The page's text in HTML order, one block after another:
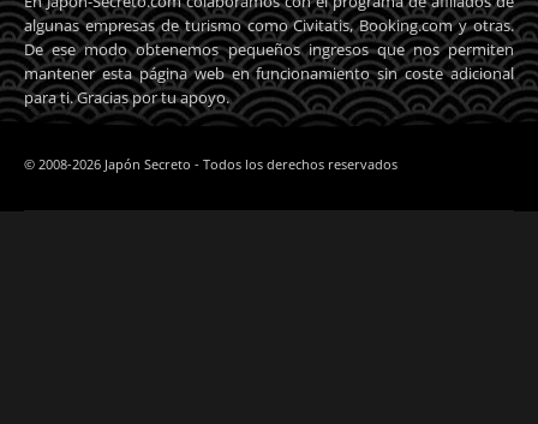
algunas empresas de turismo como Civitatis, Booking.com y otras.
De ese modo obtenemos pequeños ingresos que nos permiten
mantener esta página web en funcionamiento sin coste adicional
para ti. Gracias por tu apoyo.
© 2008-2026 Japón Secreto - Todos los derechos reservados